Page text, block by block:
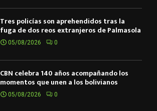
Tres policías son aprehendidos tras la
fuga de dos reos extranjeros de Palmasola
05/08/2026 0
CBN celebra 140 años acompañando los
momentos que unen a los bolivianos
05/08/2026 0